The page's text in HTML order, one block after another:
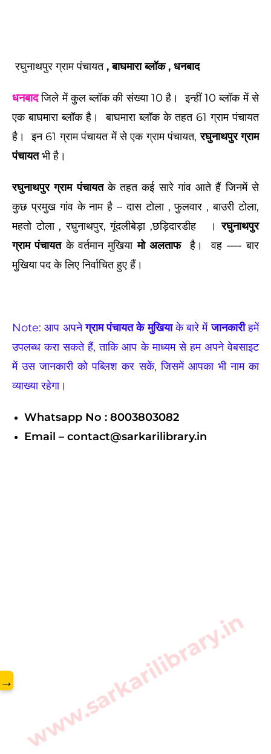
रघुनाथपुर ग्राम पंचायत, बाघमारा ब्लॉक , धनबाद
धनबादजिले में कुल ब्लॉक की संख्या 10 है। इन्हीं 10 ब्लॉक में से
एक बाघमारा ब्लॉक है। बाघमारा ब्लॉक के तहत 61 ग्राम पंचायत
है। इन 61 ग्राम पंचायत में से एक ग्राम पंचायत,रघुनाथपुर ग्राम
पंचायतभी है।
रघुनाथपुर ग्राम पंचायतके तहत कई सारे गांव आते हैं जिनमें से
कुछ प्रमुख गांव के नाम है – दास टोला , फुलवार , बाउरी टोला,
महतो टोला ,रघुनाथपुर, गूंदलीबेड़ा ,छड़िदारडीह ।रघुनाथपुर
ग्राम पंचायतके वर्तमान मुखियामो अलताफहै।
वह —- बार
मुखिया पद के लिए निर्वाचित हुए हैं।
Note: आप अपनेग्राम पंचायत के मुखियाके बारे मेंजानकारीहमें
उपलब्ध करा सकते हैं, ताकि आप के माध्यम से हम अपने वेबसाइट
में उस जानकारी को पब्लिश कर सकें, जिसमें आपका भी नाम का
व्याख्या रहेगा।
Whatsapp No : 8003803082
Email – contact@sarkarilibrary.in
www.sarkarilibrary.in
→